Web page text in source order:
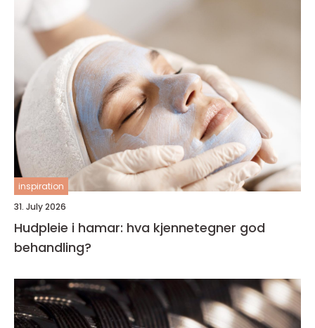
inspiration
31. July 2026
Hudpleie i hamar: hva kjennetegner god
behandling?